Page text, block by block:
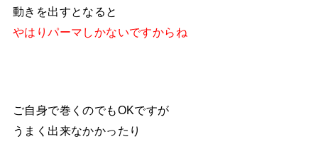
動きを出すとなると
やはりパーマしかないですからね
ご自身で巻くのでもOKですが
うまく出来なかかったり